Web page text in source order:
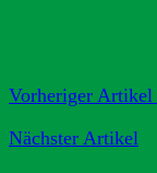
Vorheriger Artikel
Nächster Artikel